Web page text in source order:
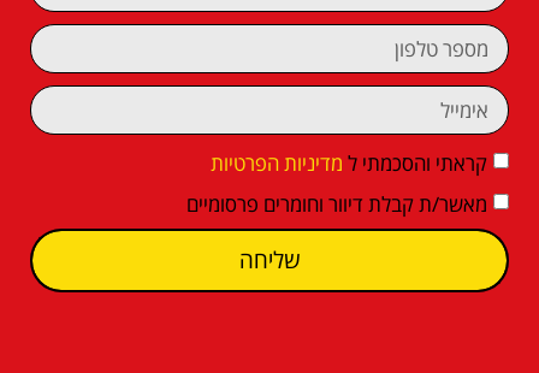
קראתי והסכמתי ל מדיניות הפרטיות
מאשר/ת קבלת דיוור וחומרים פרסומיים
שליחה